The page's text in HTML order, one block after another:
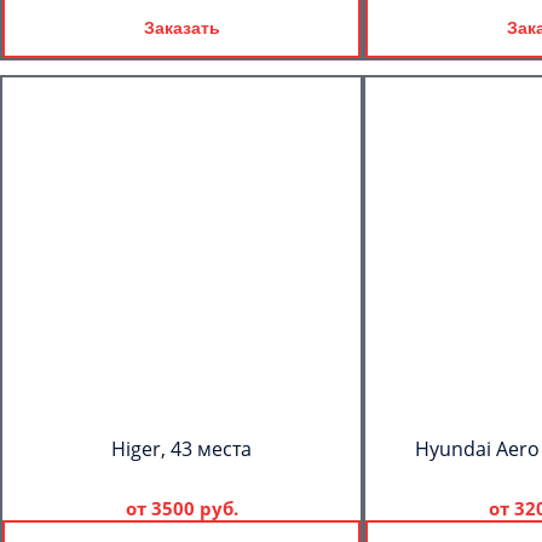
Заказать
Higer, 43 места
от 3500 руб.
Hyundai
от